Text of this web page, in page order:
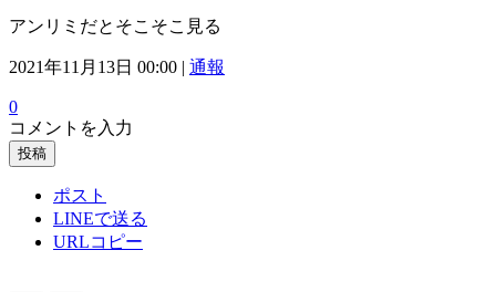
アンリミだとそこそこ見る
2021年11月13日 00:00 | 通報
0
コメントを入力
投稿
ポスト
LINEで送る
URLコピー